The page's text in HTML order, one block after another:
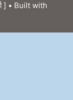
] • Built with